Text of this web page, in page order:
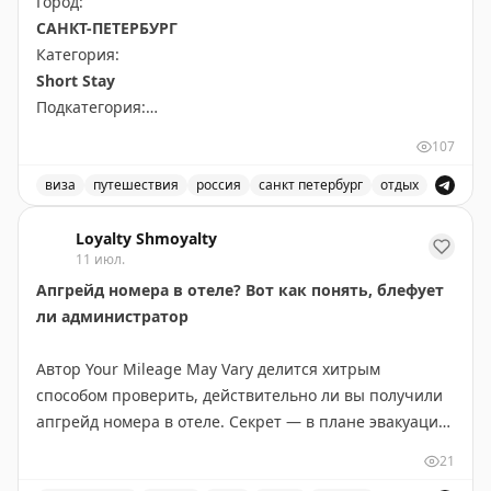
САНКТ-ПЕТЕРБУРГ
Категория:
Short Stay
Подкатегория:
Доступны даты:
28.09.2026 (1 шт.): 16:10
29.09.2026 (2 шт.): 16:10, 16:20
Всего свободных мест:
107
виза путешествия россия санкт петербург отдых
Loyalty Shmoyalty
11 июл.
Апгрейд номера в отеле? Вот как понять, блефует
ли администратор
Автор Your Mileage May Vary делится хитрым
способом проверить, действительно ли вы получили
апгрейд номера в отеле. Секрет — в плане эвакуации
21